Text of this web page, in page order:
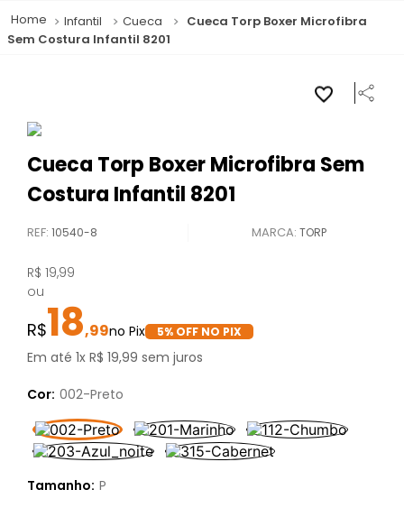
Infantil Cueca
Cueca Torp Boxer Microfibra
Sem Costura Infantil 8201
Cueca Torp Boxer Microfibra Sem
Costura Infantil 8201
REF:10540-8 TORP
R$ 19,99
ou
18,99 5% OFF NO PIX
Em até1xR$ 19,99 sem juros
Cor: 002-Preto
Tamanho: P